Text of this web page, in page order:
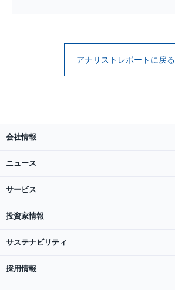
アナリストレポートに戻る
会社情報
ニュース
サービス
投資家情報
サステナビリティ
採用情報